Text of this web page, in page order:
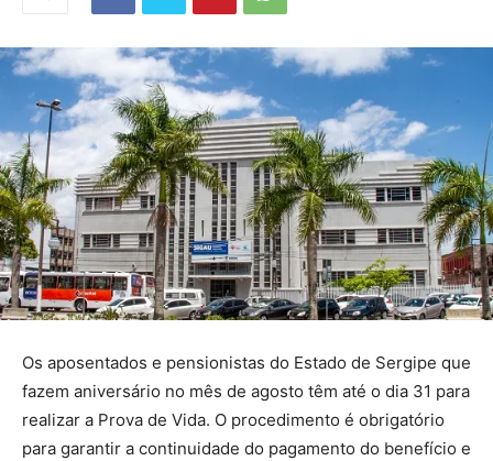
Os aposentados e pensionistas do Estado de Sergipe que
fazem aniversário no mês de agosto têm até o dia 31 para
realizar a Prova de Vida. O procedimento é obrigatório
para garantir a continuidade do pagamento do benefício e